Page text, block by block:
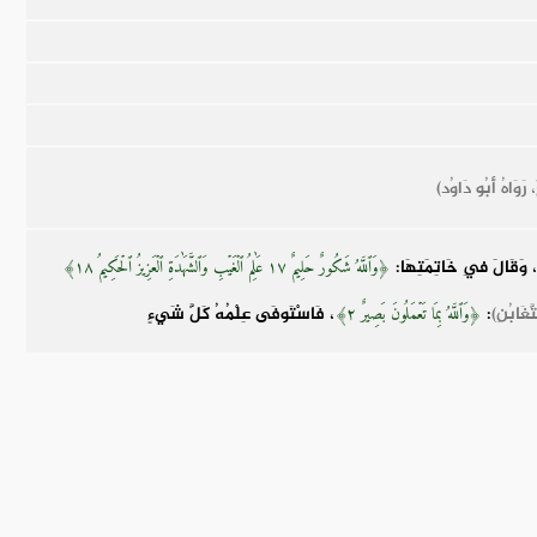
أَبُو دَاوُد)
، وَقَالَ فِي خَاتِمَتِهَا: ﴿وَٱللَّهُ شَكُورٌ حَلِيمٌ ١٧ عَٰلِمُ ٱلۡغَيۡبِ وَٱلشَّهَٰدَةِ ٱلۡعَزِيزُ ٱلۡحَكِيمُ ١٨﴾
: ﴿وَٱللَّهُ بِمَا تَعۡمَلُونَ بَصِيرٌ ٢﴾ ، فَاسْتَوفَى عِلْمُهُ كَلَّ شَيءٍ